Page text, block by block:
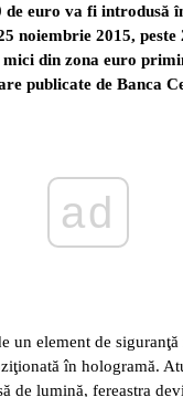
de euro va fi introdusă
noiembrie 2015, peste
mici din zona euro
publicate de Banca
ad
un element de
în hologramă.
de lumină, fereastra